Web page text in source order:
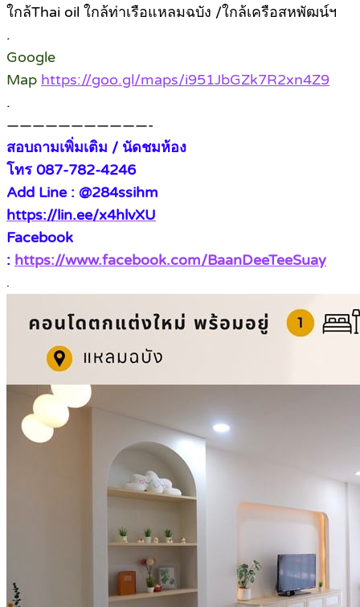
ใกล้Thai oil ใกล้ท่าเรือแหลมฉบัง /ใกล้เครือสหพัฒน์ฯ
.
Google
Map https://goo.gl/maps/i951JbGZk7R2xn4Z9
.
———————————-
สอบถามเพิ่มเติม / นัดชมห้อง
โทร 087-782-4246
Add Line : @284ssihm
https://lin.ee/x4hlvXU
Facebook
: https://www.facebook.com/BaanDeeTeeSuay
.